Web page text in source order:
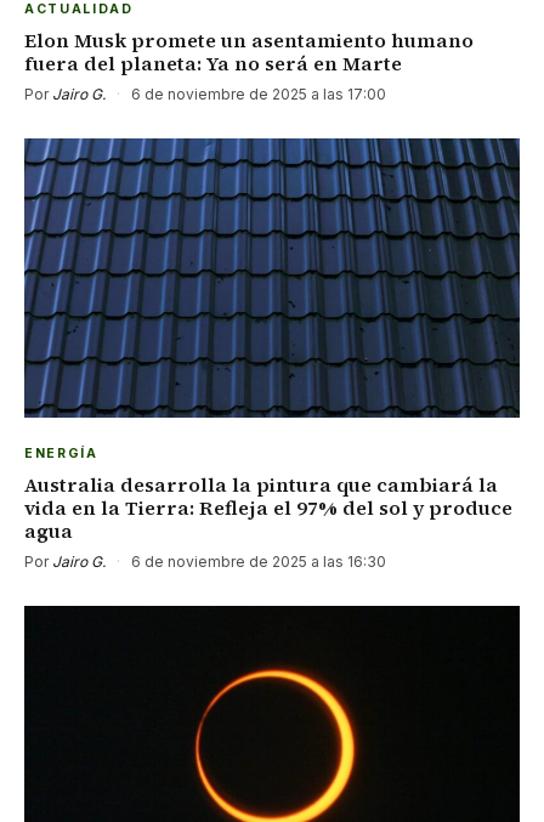
ACTUALIDAD
Elon Musk promete un asentamiento humano
fuera del planeta: Ya no será en Marte
Por Jairo G. · 6 de noviembre de 2025 a las 17:00
ENERGÍA
Australia desarrolla la pintura que cambiará la
vida en la Tierra: Refleja el 97% del sol y produce
agua
Por Jairo G. · 6 de noviembre de 2025 a las 16:30